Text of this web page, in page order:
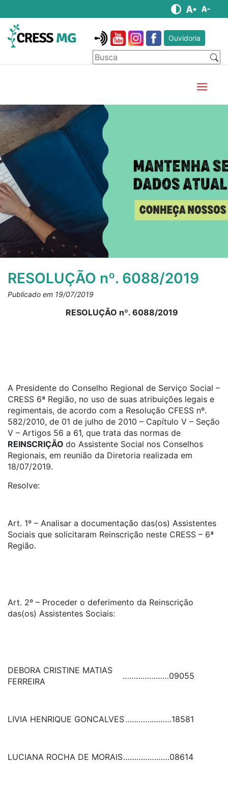
Ouvidoria
RESOLUÇÃO nº. 6088/2019
Publicado em 19/07/2019
RESOLUÇÃO nº. 6088/2019
A Presidente do Conselho Regional de Serviço Social –
CRESS 6ª Região, no uso de suas atribuições legais e
regimentais, de acordo com a Resolução CFESS nº.
582/2010, de 01 de julho de 2010 – Capítulo V – Seção
V – Artigos 56 a 61, que trata das normas de
REINSCRIÇÃO do Assistente Social nos Conselhos
Regionais, em reunião da Diretoria realizada em
18/07/2019.
Resolve:
Art. 1º – Analisar a documentação das(os) Assistentes
Sociais que solicitaram Reinscrição neste CRESS – 6ª
Região.
Art. 2º – Proceder o deferimento da Reinscrição
das(os) Assistentes Sociais:
DEBORA CRISTINE MATIAS
FERREIRA
…………………09055
LIVIA HENRIQUE GONCALVES…………………18581
LUCIANA ROCHA DE MORAIS…………………08614